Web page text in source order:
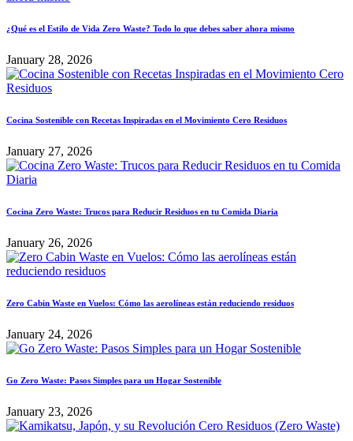
¿Qué es el Estilo de Vida Zero Waste? Todo lo que debes saber ahora mismo
January 28, 2026
Cocina Sostenible con Recetas Inspiradas en el Movimiento Cero Residuos
January 27, 2026
Cocina Zero Waste: Trucos para Reducir Residuos en tu Comida Diaria
January 26, 2026
Zero Cabin Waste en Vuelos: Cómo las aerolíneas están reduciendo residuos
January 24, 2026
Go Zero Waste: Pasos Simples para un Hogar Sostenible
January 23, 2026